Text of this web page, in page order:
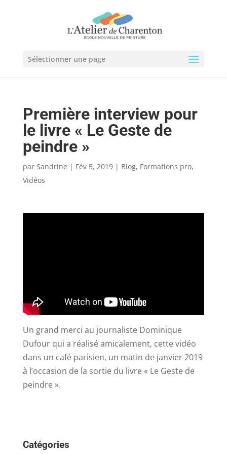
Sélectionner une page
Première interview pour
le livre « Le Geste de
peindre »
par Sandrine | Fév 5, 2019| Blog, Formations pro,
Vidéos
Un grand merci au journaliste Dominique
Dufour qui a réalisé amicalement, cette vidéo
dans un café parisien, un matin de janvier 2019
à l’occasion de la sortie du livre « Le Geste de
peindre ».
Catégories